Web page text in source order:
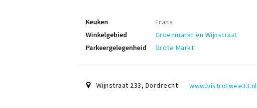
Keuken
Frans
Winkelgebied
Groenmarkt en Wijnstraat
Parkeergelegenheid
Grote Markt
Wijnstraat 233, Dordrecht www.bistrotwee33.nl